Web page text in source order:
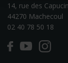
14, rue des
44270 Machecoul
02 40 78 50 18